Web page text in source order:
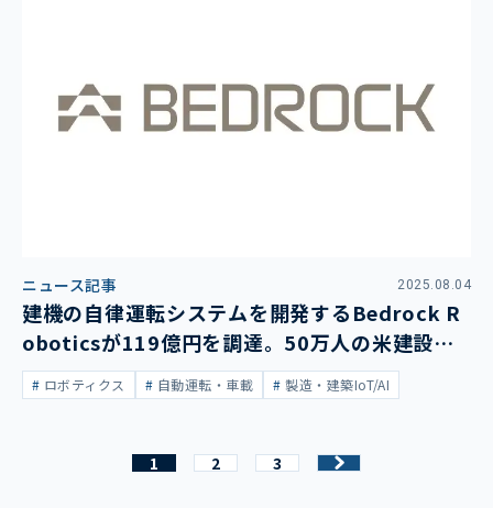
ニュース記事 2025.08.04
建機の自律運転システムを開発するBedrock R
oboticsが119億円を調達。50万人の米建設業
界での人材不足に対応
ロボティクス 自動運転・車載 製造・建築IoT/AI
1 2 3